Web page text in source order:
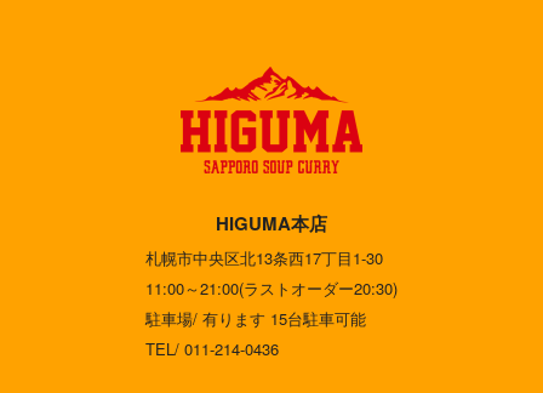
HIGUMA本店
札幌市中央区北13条西17丁目1-30
11:00～21:00(ラストオーダー20:30)
駐車場/ 有ります 15台駐車可能
TEL/ 011-214-0436